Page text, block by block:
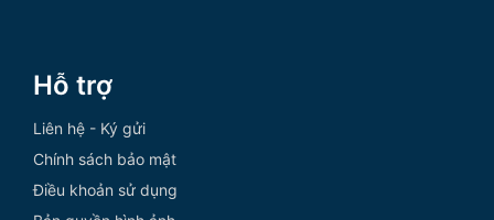
Hỗ trợ
Liên hệ - Ký gửi
Chính sách bảo mật
Điều khoản sử dụng